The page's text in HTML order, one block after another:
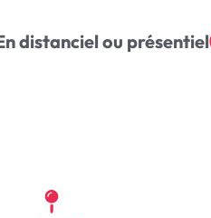
distanciel ou présentiel